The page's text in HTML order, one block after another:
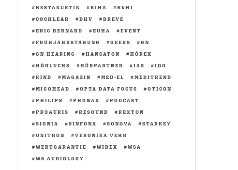
BESTAKUSTIK
BIHA
BVHI
COCHLEAR
DHV
DREVE
ERIC BERNARD
EUHA
EVENT
FRÜHJAHRSTAGUNG
GEERS
GN
GN HEARING
HANSATON
HÖREX
HÖRLUCHS
HÖRPARTNER IAS
IDO
KIND
MAGAZIN MED-EL
MEDITREND
MIGOHEAD
OPTA DATA FOCUS
OTICON
PHILIPS
PHONAK
PODCAST
PROAURIS
RESOUND
REXTON
SIGNIA
SINFONA SONOVA
STARKEY
UNITRON
VERONIKA VEHR
WERTGARANTIE
WIDEX
WSA
WS AUDIOLOGY